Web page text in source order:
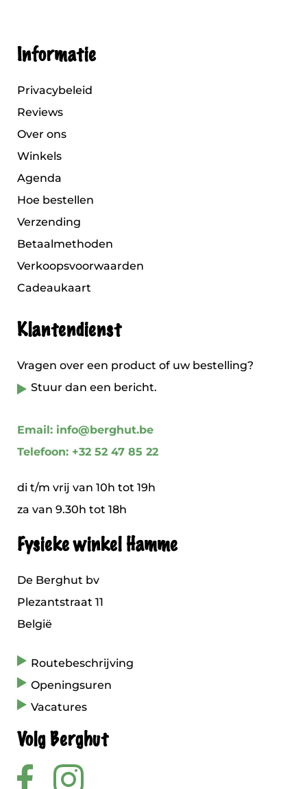
Informatie
Privacybeleid
Reviews
Over ons
Winkels
Agenda
Hoe bestellen
Verzending
Betaalmethoden
Verkoopsvoorwaarden
Cadeaukaart
Klantendienst
Vragen over een product of uw bestelling?
Stuur dan een bericht.
Email: info@berghut.be
Telefoon: +32 52 47 85 22
di t/m vrij van 10h tot 19h
za van 9.30h tot 18h
Fysieke winkel Hamme
De Berghut bv
Plezantstraat 11
België
Routebeschrijving
Openingsuren
Vacatures
Volg Berghut